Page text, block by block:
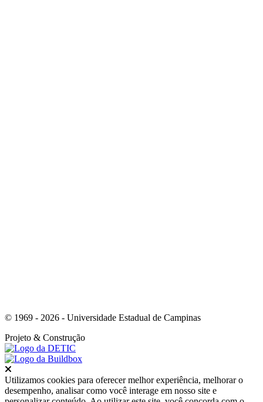
© 1969 - 2026 - Universidade Estadual de Campinas
Projeto & Construção
Utilizamos cookies para oferecer melhor experiência, melhorar o
desempenho, analisar como você interage em nosso site e